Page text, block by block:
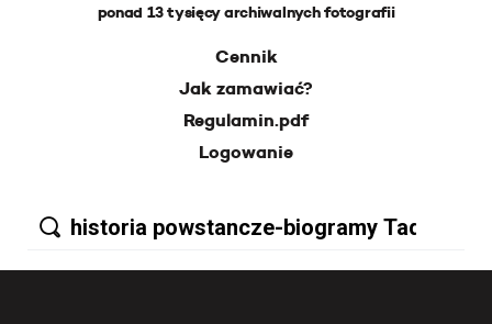
ponad 13 tysięcy archiwalnych fotografii
Cennik
Jak zamawiać?
Regulamin.pdf
Logowanie